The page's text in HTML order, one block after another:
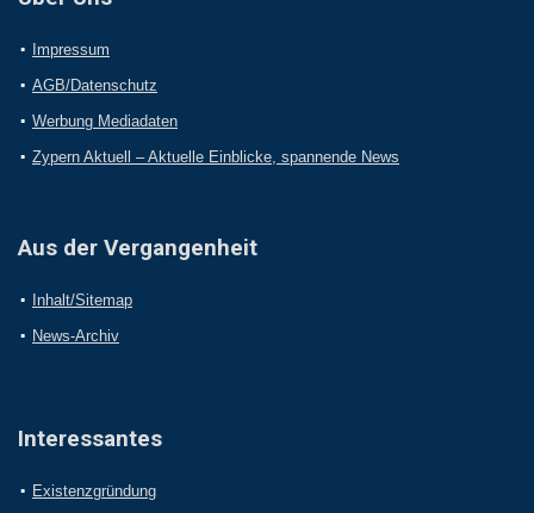
Impressum
AGB/Datenschutz
Werbung Mediadaten
Zypern Aktuell – Aktuelle Einblicke, spannende News
Aus der Vergangenheit
Inhalt/Sitemap
News-Archiv
Interessantes
Existenzgründung